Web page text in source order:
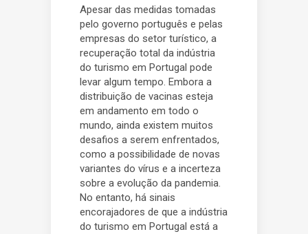
Apesar das medidas tomadas
pelo governo português e pelas
empresas do setor turístico, a
recuperação total da indústria
do turismo em Portugal pode
levar algum tempo. Embora a
distribuição de vacinas esteja
em andamento em todo o
mundo, ainda existem muitos
desafios a serem enfrentados,
como a possibilidade de novas
variantes do vírus e a incerteza
sobre a evolução da pandemia.
No entanto, há sinais
encorajadores de que a indústria
do turismo em Portugal está a